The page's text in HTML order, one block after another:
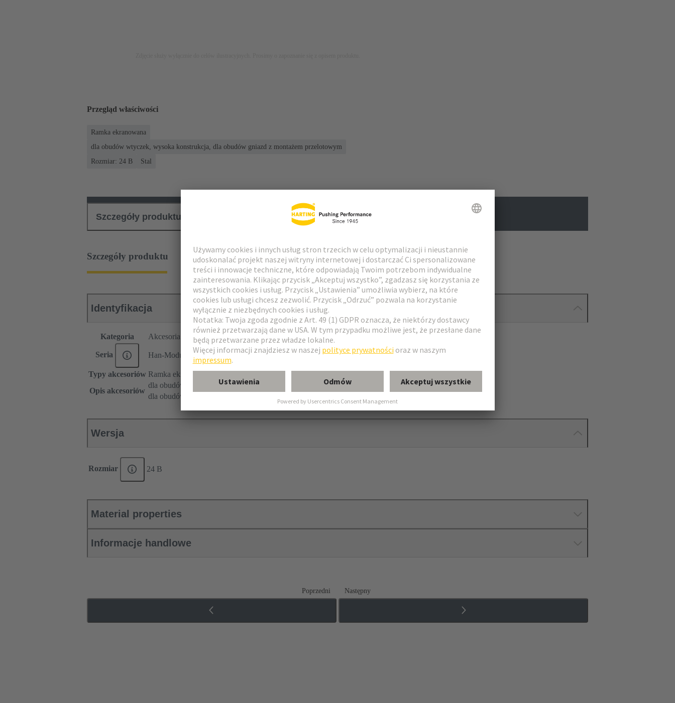
Przegląd właściwości
Ramka ekranowana
dla obudów wtyczek, wysoka konstrukcja, dla obudów gniazd z montażem przelotowym
Rozmiar: 24 B
Stal
Szczegóły produktu Pasujące produkty
Szczegóły produktu
Identyfikacja
Kategoria Akcesoria
Seria Han-Modular®
Typy akcesoriów Ramka ekranowana
Opis akcesoriów
dla obudów wtyczek, wysoka konstrukcja
dla obudów gniazd z montażem przelotowym
Wersja
Rozmiar 24 B
Material properties
Informacje handlowe
Poprzedni Następny